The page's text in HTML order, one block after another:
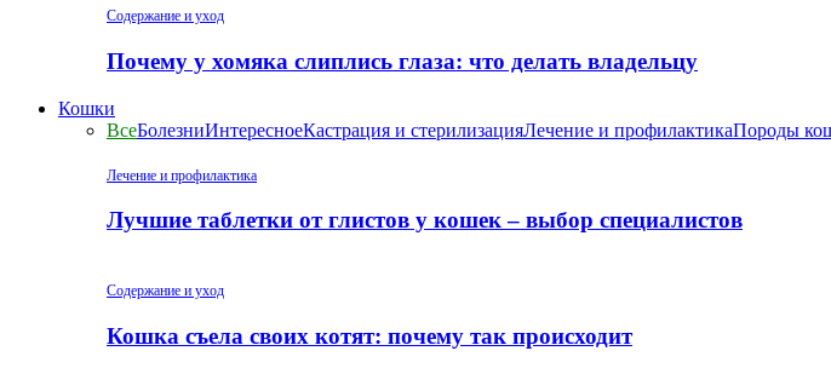
Содержание и уход
Почему у хомяка слиплись глаза: что делать владельцу
Кошки
ВсеБолезниИнтересноеКастрация и стерилизацияЛечение и профилактикаПороды
Лечение и профилактика
Лучшие таблетки от глистов у кошек – выбор специалистов
Содержание и уход
Кошка съела своих котят: почему так происходит